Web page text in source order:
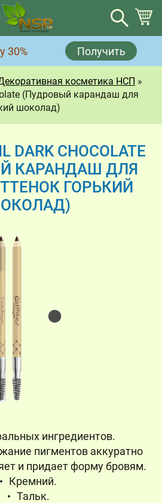
30% Получить
косметика НСП »
(Пудровый карандаш для
шоколад)
DARK CHOCOLATE
КАРАНДАШ ДЛЯ
ГОРЬКИЙ
ингредиентов.
пигментов аккуратно
и придает форму бровям.
Кремний.
Тальк.
Корзина
пуста.